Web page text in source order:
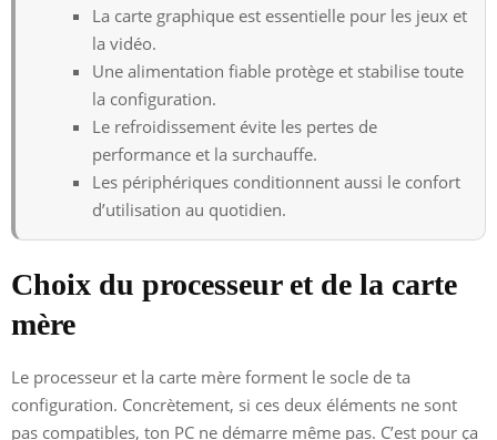
La carte graphique est essentielle pour les jeux et
la vidéo.
Une alimentation fiable protège et stabilise toute
la configuration.
Le refroidissement évite les pertes de
performance et la surchauffe.
Les périphériques conditionnent aussi le confort
d’utilisation au quotidien.
Choix du processeur et de la carte
mère
Le processeur et la carte mère forment le socle de ta
configuration. Concrètement, si ces deux éléments ne sont
pas compatibles, ton PC ne démarre même pas. C’est pour ça